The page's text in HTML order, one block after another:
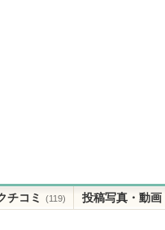
チコミ (119) 投稿写真・動画